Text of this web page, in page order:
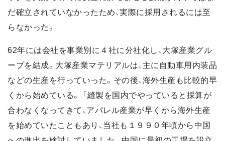
だ確立されていなかったため、実際に採用されるには至
らなかった。
62年には会社を事業別に４社に分社化し、大塚産業グル
ープを結成。大塚産業マテリアルは、主に自動車用内装品
などの生産を行っていった。その後、海外生産も比較的早
くから始めている。 「縫製を国内でやっていると採算が
合わなくなってきて、アパレル産業が早くから海外生産
を始めていたこともあり、当社も１９９０年頃から中国